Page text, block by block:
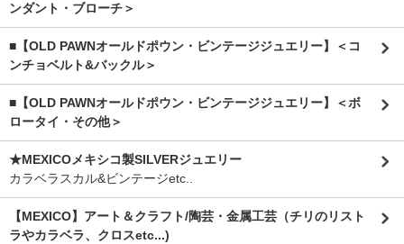
ンダント・ブローチ＞
■【OLD PAWNオールドポウン・ビンテージジュエリー】＜コ
ンチョベルト&バックル＞
■【OLD PAWNオールドポウン・ビンテージジュエリー】＜ボ
ロータイ・その他＞
★MEXICOメキシコ製SILVERジュエリー
カラベラスカル&ビンテージetc..
【MEXICO】アート＆クラフト/陶芸・金属工芸（チリのリスト
ラやカラベラ、クロスetc...)